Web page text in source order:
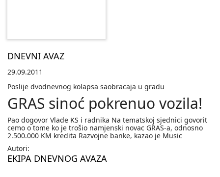
DNEVNI AVAZ
29.09.2011
Poslije dvodnevnog kolapsa saobracaja u gradu
GRAS sinoć pokrenuo vozila!
Pao dogovor Vlade KS i radnika Na tematskoj sjednici govorit
cemo o tome ko je trošio namjenski novac GRAS-a, odnosno
2.500.000 KM kredita Razvojne banke, kazao je Music
Autori:
EKIPA DNEVNOG AVAZA